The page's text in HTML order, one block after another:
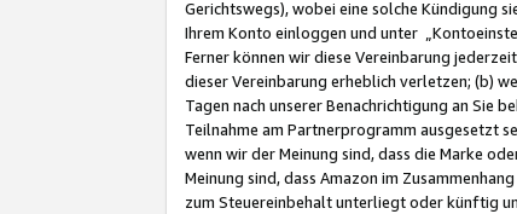
Gerichtswegs), wobei eine solche Kündigung
Ihrem Konto einloggen und unter
Ferner können wir diese Vereinbarung
dieser Vereinbarung erheblich verletzen; (b)
Tagen nach unserer Benachrichtigung an Sie
Teilnahme am Partnerprogramm ausgesetzt
wenn wir der Meinung sind, dass die Marke
Meinung sind, dass Amazon im
zum Steuereinbehalt unterliegt oder künftig